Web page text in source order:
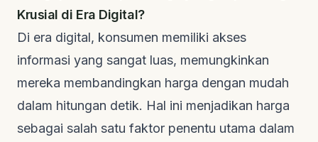
Krusial di Era Digital?
Di era digital, konsumen memiliki akses
informasi yang sangat luas, memungkinkan
mereka membandingkan harga dengan mudah
dalam hitungan detik. Hal ini menjadikan harga
sebagai salah satu faktor penentu utama dalam